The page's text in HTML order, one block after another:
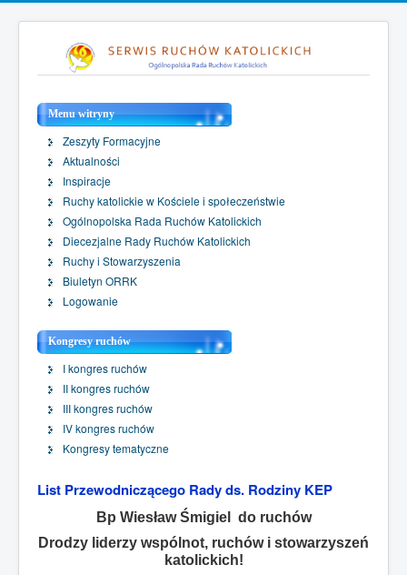
Menu witryny
Zeszyty Formacyjne
Aktualności
Inspiracje
Ruchy katolickie w Kościele i społeczeństwie
Ogólnopolska Rada Ruchów Katolickich
Diecezjalne Rady Ruchów Katolickich
Ruchy i Stowarzyszenia
Biuletyn ORRK
Logowanie
Kongresy ruchów
I kongres ruchów
II kongres ruchów
III kongres ruchów
IV kongres ruchów
Kongresy tematyczne
List Przewodniczącego Rady ds. Rodziny KEP
Bp Wiesław Śmigiel do ruchów
Drodzy liderzy wspólnot, ruchów i stowarzyszeń
katolickich!